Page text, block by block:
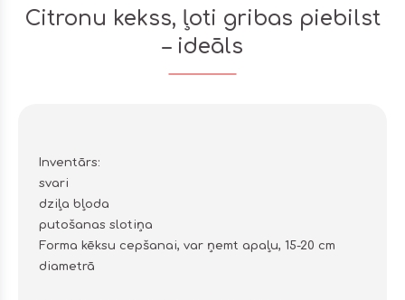
Citronu kekss, ļoti gribas piebilst
– ideāls
Inventārs:
svari
dziļa bļoda
putošanas slotiņa
Forma kēksu cepšanai, var ņemt apaļu, 15-20 cm
diametrā